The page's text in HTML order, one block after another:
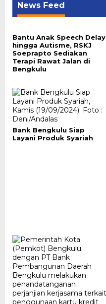
News Feed
Bantu Anak Speech Delay
hingga Autisme, RSKJ
Soeprapto Sediakan
Terapi Rawat Jalan di
Bengkulu
Bank Bengkulu Siap
Layani Produk Syariah